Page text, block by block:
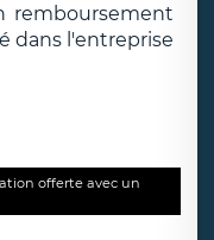
remboursement
dans l'entreprise
offerte avec un